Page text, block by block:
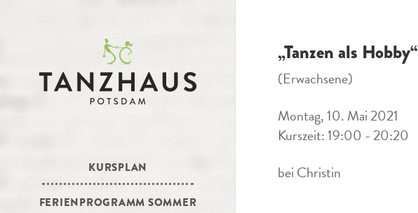
KURSPLAN
FERIENPROGRAMM SOMMER
„Tanzen als Hobby“
(Erwachsene)
Montag, 10. Mai 2021
Kurszeit: 19:00 - 20:20
bei Christin